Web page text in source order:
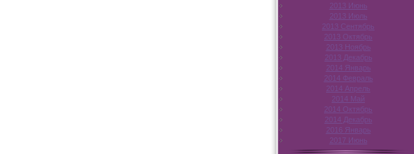
2013 Июнь
2013 Июль
2013 Сентябрь
2013 Октябрь
2013 Ноябрь
2013 Декабрь
2014 Январь
2014 Февраль
2014 Апрель
2014 Май
2014 Октябрь
2014 Декабрь
2016 Январь
2017 Июнь